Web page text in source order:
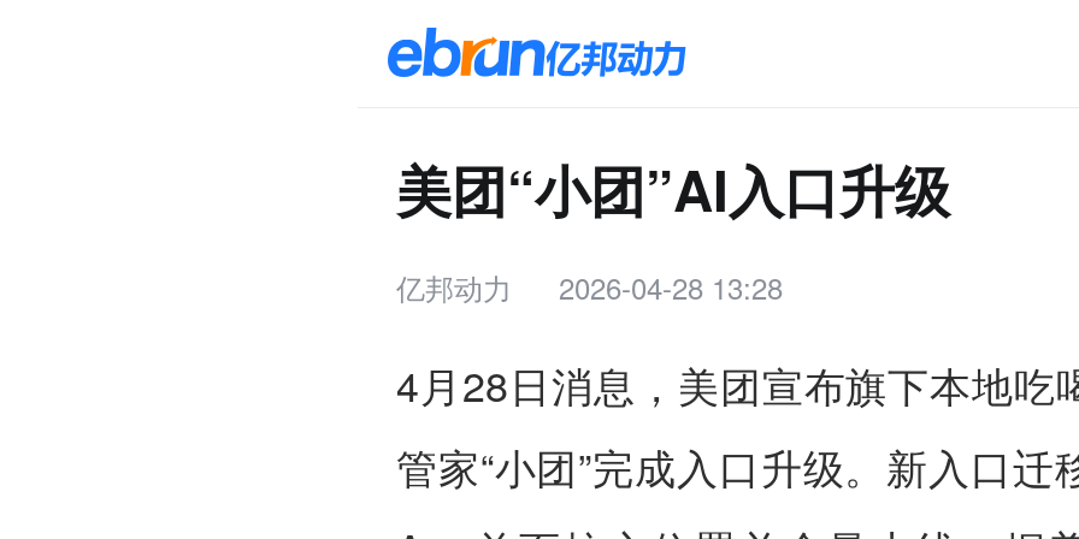
美团“小团”AI入口升级
亿邦动力 2026-04-28 13:28
4月28日消息，美团宣布旗下本地吃
管家“小团”完成入口升级。新入口迁